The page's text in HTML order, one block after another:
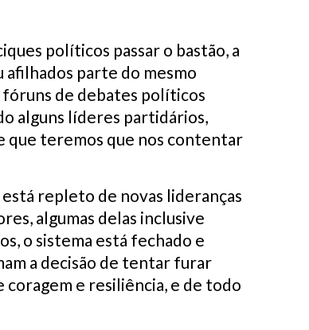
políticos passar o bastão, a
afilhados parte do mesmo
de debates políticos
alguns líderes partidários,
que teremos que nos contentar
está repleto de novas lideranças
algumas delas inclusive
o sistema está fechado e
a decisão de tentar furar
coragem e resiliência, e de todo